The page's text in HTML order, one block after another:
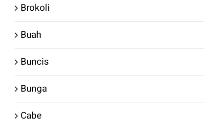
Brokoli
Buah
Buncis
Bunga
Cabe